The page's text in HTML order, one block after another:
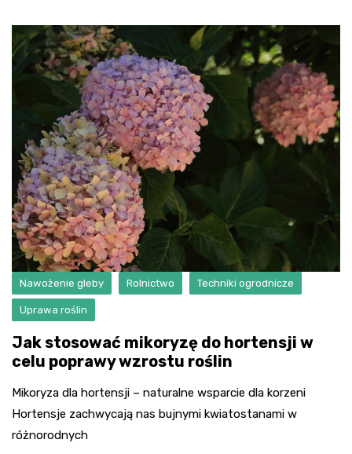
Nawożenie gleby Rolnictwo Techniki ogrodnicze
Uprawa roślin
Jak stosować mikoryzę do hortensji w
celu poprawy wzrostu roślin
Mikoryza dla hortensji – naturalne wsparcie dla korzeni
Hortensje zachwycają nas bujnymi kwiatostanami w
różnorodnych